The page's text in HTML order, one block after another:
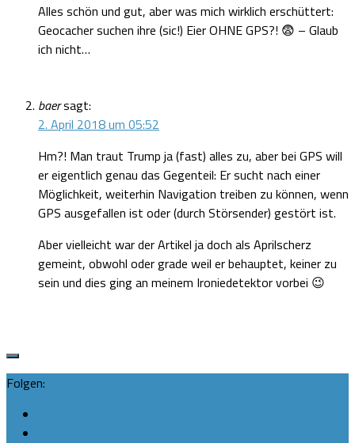
Alles schön und gut, aber was mich wirklich erschüttert:
Geocacher suchen ihre (sic!) Eier OHNE GPS?! 😨 – Glaub
ich nicht…
baersagt:
2. April 2018 um 05:52
Hm?! Man traut Trump ja (fast) alles zu, aber bei GPS will
er eigentlich genau das Gegenteil: Er sucht nach einer
Möglichkeit, weiterhin Navigation treiben zu können, wenn
GPS ausgefallen ist oder (durch Störsender) gestört ist.
Aber vielleicht war der Artikel ja doch als Aprilscherz
gemeint, obwohl oder grade weil er behauptet, keiner zu
sein und dies ging an meinem Ironiedetektor vorbei 😉
Folgen: